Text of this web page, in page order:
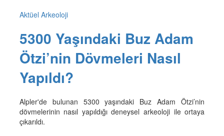
Aktüel Arkeoloji
5300 Yaşındaki Buz Adam
Ötzi’nin Dövmeleri Nasıl
Yapıldı?
Alpler'de bulunan 5300 yaşındaki Buz Adam Ötzi’nin
dövmelerinin nasıl yapıldığı deneysel arkeoloji ile ortaya
çıkarıldı.